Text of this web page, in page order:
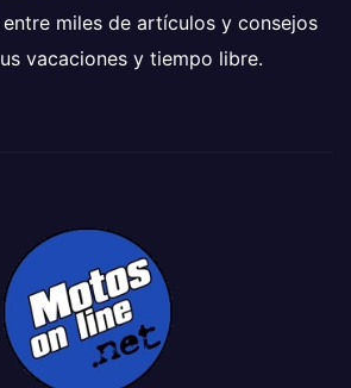
miles de artículos y consejos
vacaciones y tiempo libre.